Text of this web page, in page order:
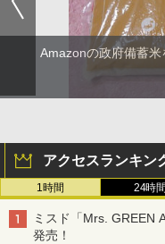
Amazonの政府備蓄米
アクセスランキン
1時間 24時間
ミスド「Mrs. GREEN
発売！